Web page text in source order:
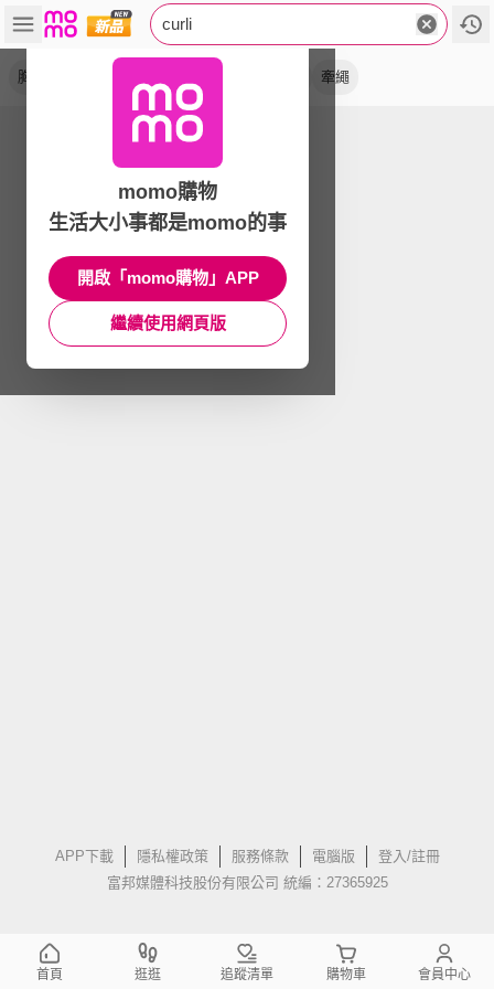
curli
胸背衣 牽繩
APP下載 隱私權政策 服務條款 電腦版
登入/註冊
富邦媒體科技股份有限公司 統編：27365925
momo購物
生活大小事都是momo的事
開啟「momo購物」APP
繼續使用網頁版
首頁 逛逛 追蹤清單 購物車 會員中心